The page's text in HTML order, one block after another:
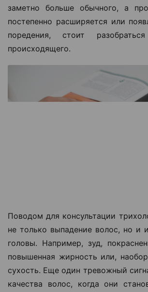
заметно больше обычного, а
постепенно расширяется или
поредения, стоит
происходящего.
Поводом для консультации
не только выпадение волос, но и
головы. Например, зуд,
повышенная жирность или,
сухость. Еще один тревожный
качества волос, когда они